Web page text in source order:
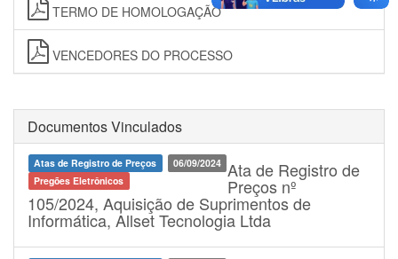
TERMO DE HOMOLOGAÇÃO
VENCEDORES DO PROCESSO
Documentos Vinculados
Atas de Registro de Preços
06/09/2024
Pregões Eletrônicos
Ata de Registro de
Preços nº
105/2024, Aquisição de Suprimentos de
Informática, Allset Tecnologia Ltda